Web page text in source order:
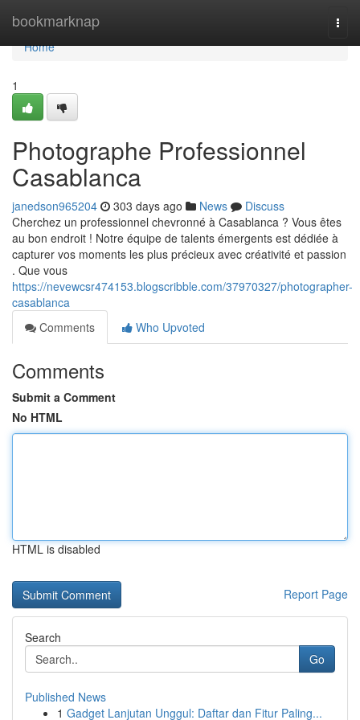
bookmarknap
Home
Home
1
Photographe Professionnel
Casablanca
janedson965204 303 days ago News
Discuss
Cherchez un professionnel chevronné à Casablanca ? Vous êtes
au bon endroit ! Notre équipe de talents émergents est dédiée à
capturer vos moments les plus précieux avec créativité et passion
. Que vous
https://nevewcsr474153.blogscribble.com/37970327/photographer-
casablanca
Comments
Who Upvoted
Comments
Submit a Comment
No HTML
HTML is disabled
Report Page
Search
Go
Published News
1 Gadget Lanjutan Unggul: Daftar dan Fitur Paling...